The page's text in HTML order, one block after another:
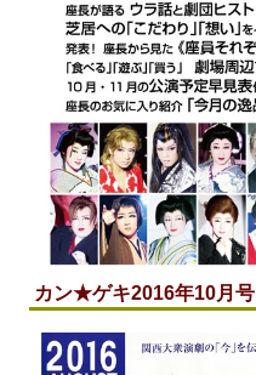
カン★ゲキ2016年10月号